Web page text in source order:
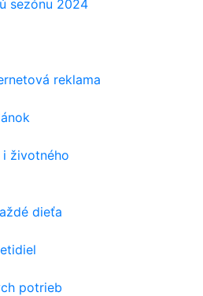
sezónu 2024
reklama
i životného
dieťa
potrieb